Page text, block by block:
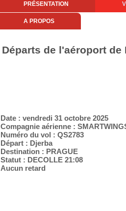
PRÉSENTATION
A PROPOS
Départs de l'aéroport de
Date : vendredi 31 octobre 2025
Compagnie aérienne :
Numéro du vol : QS2783
Départ : Djerba
Destination : PRAGUE
Statut : DECOLLE 21:08
Aucun retard